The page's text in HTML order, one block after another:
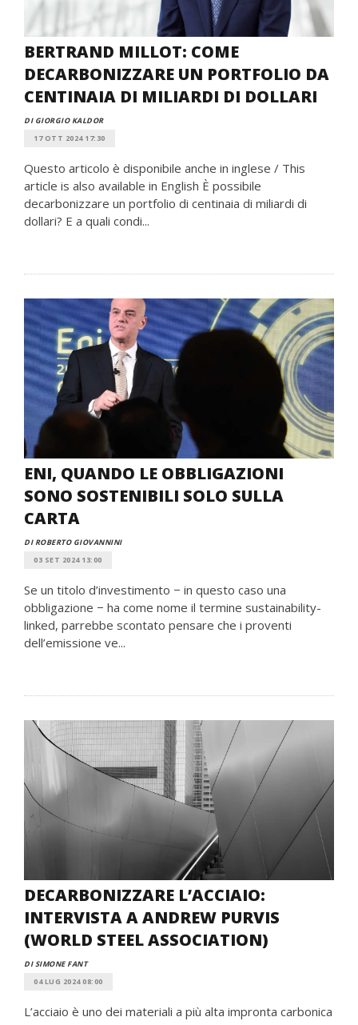
BERTRAND MILLOT: COME
DECARBONIZZARE UN PORTFOLIO DA
CENTINAIA DI MILIARDI DI DOLLARI
DI GIORGIO KALDOR
17 OTT 2024 17:30
Questo articolo è disponibile anche in inglese / This
article is also available in English È possibile
decarbonizzare un portfolio di centinaia di miliardi di
dollari? E a quali condi...
ENI, QUANDO LE OBBLIGAZIONI
SONO SOSTENIBILI SOLO SULLA
CARTA
DI ROBERTO GIOVANNINI
03 SET 2024 13:00
Se un titolo d’investimento − in questo caso una
obbligazione − ha come nome il termine sustainability-
linked, parrebbe scontato pensare che i proventi
dell’emissione ve...
DECARBONIZZARE L’ACCIAIO:
INTERVISTA A ANDREW PURVIS
(WORLD STEEL ASSOCIATION)
DI SIMONE FANT
04 LUG 2024 08:00
L’acciaio è uno dei materiali a più alta impronta carbonica